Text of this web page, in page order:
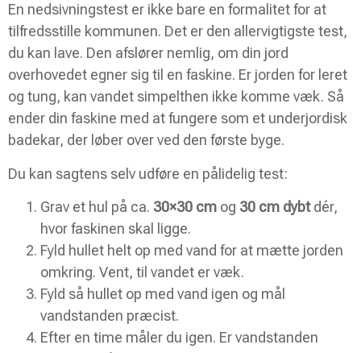
En nedsivningstest er ikke bare en formalitet for at
tilfredsstille kommunen. Det er den allervigtigste test,
du kan lave. Den afslører nemlig, om din jord
overhovedet egner sig til en faskine. Er jorden for leret
og tung, kan vandet simpelthen ikke komme væk. Så
ender din faskine med at fungere som et underjordisk
badekar, der løber over ved den første byge.
Du kan sagtens selv udføre en pålidelig test:
Grav et hul på ca. 30×30 cm og 30 cm dybtdér,
hvor faskinen skal ligge.
Fyld hullet helt op med vand for at mætte jorden
omkring. Vent, til vandet er væk.
Fyld så hullet op med vand igen og mål
vandstanden præcist.
Efter en time måler du igen. Er vandstanden